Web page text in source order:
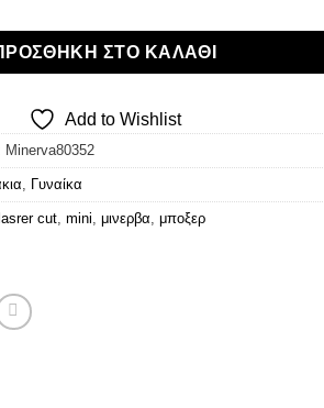
ΣΤΟ ΚΑΛΆΘΙ
Add to Wishlist
Minerva80352
Γυναίκα
cut mini μινερβα μποξερ